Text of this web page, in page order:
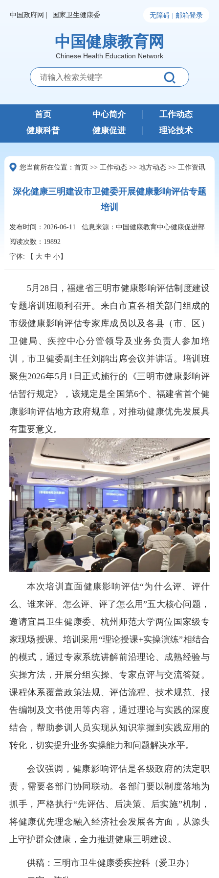
中国政府网 | 国家卫生健康委 无障碍 | 邮箱登录
中国健康教育网
Chinese Health Education Network
首页 中心简介
工作动态
健康科普
健康促进 理论技术
您当前所在位置： 首页 >> 工作动态>> 地方动态>> 工作资讯
深化健康三明建设市卫健委开展健康影响评估专题
培训
发布时间：2026-06-11
信息来源：中国健康教育中心健康促进部
阅读次数： 19892
字体: 【 大 中 小】
5月28日，福建省三明市健康影响评估制度建设
专题培训班顺利召开。来自市直各相关部门组成的
市级健康影响评估专家库成员以及各县（市、区）
卫健局、疾控中心分管领导及业务负责人参加培
训，市卫健委副主任刘鹃出席会议并讲话。培训班
聚焦2026年5月1日正式施行的《三明市健康影响评
估暂行规定》，该规定是全国第6个、福建省首个健
康影响评估地方政府规章，对推动健康优先发展具
有重要意义。
本次培训直面健康影响评估“为什么评、评什
么、谁来评、怎么评、评了怎么用”五大核心问题，
邀请宜昌卫生健康委、杭州师范大学两位国家级专
家现场授课。培训采用“理论授课+实操演练”相结合
的模式，通过专家系统讲解前沿理论、成熟经验与
实操方法，开展分组实操、专家点评与交流答疑。
课程体系覆盖政策法规、评估流程、技术规范、报
告编制及文书使用等内容，通过理论与实践的深度
结合，帮助参训人员实现从知识掌握到实践应用的
转化，切实提升业务实操能力和问题解决水平。
会议强调，健康影响评估是各级政府的法定职
责，需要各部门协同联动。各部门要以制度落地为
抓手，严格执行“先评估、后决策、后实施”机制，
将健康优先理念融入经济社会发展各方面，从源头
上守护群众健康，全力推进健康三明建设。
供稿：三明市卫生健康委疾控科（爱卫办）